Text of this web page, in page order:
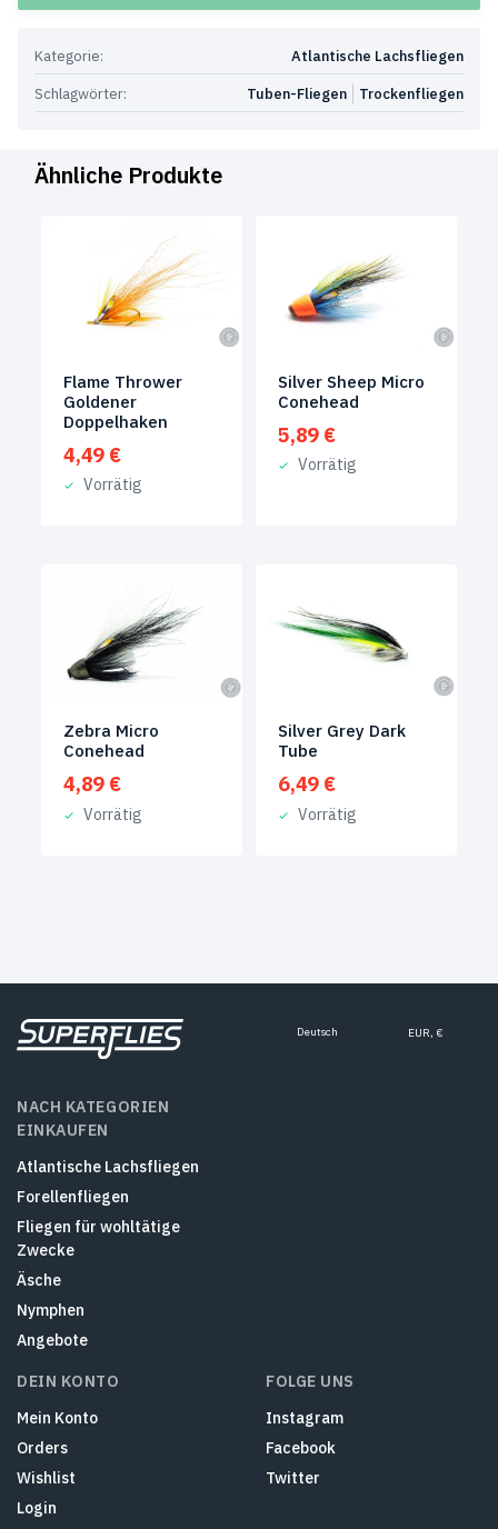
Kategorie:
Atlantische Lachsfliegen
Schlagwörter:
Trockenfliegen
Tuben-Fliegen
Ähnliche Produkte
Flame Thrower
Goldener
Doppelhaken
4,49 €
Vorrätig
Silver Sheep Micro
Conehead
5,89 €
Vorrätig
Zebra Micro
Conehead
4,89 €
Vorrätig
Silver Grey Dark
Tube
6,49 €
Vorrätig
Deutsch EUR, €
NACH KATEGORIEN
EINKAUFEN
Atlantische Lachsfliegen
Forellenfliegen
Fliegen für wohltätige
Zwecke
Äsche
Nymphen
Angebote
DEIN KONTO
Mein Konto
Orders
Wishlist
Login
FOLGE UNS
Instagram
Facebook
Twitter